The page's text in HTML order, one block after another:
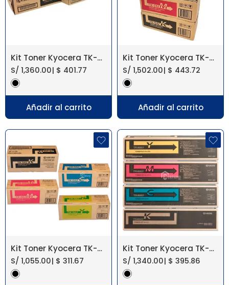
Kit Toner Kyocera TK-5217 406Ci Original
S/ 1,360.00| $ 401.77
Añadir al carrito
Kit Toner Kyocera TK-542 Fs-C5100Dn Original
S/ 1,502.00| $ 443.72
Añadir al carrito
Kit Toner Kyocera TK-582 FS-C5150DN
S/ 1,055.00| $ 311.67
Kit Toner Kyocera TK-8307 Taskalfa 3050Ci Original
S/ 1,340.00| $ 395.86